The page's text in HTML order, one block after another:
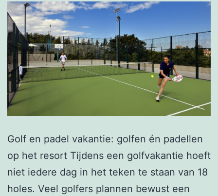
Golf en padel vakantie: golfen én padellen
op het resort Tijdens een golfvakantie hoeft
niet iedere dag in het teken te staan van 18
holes. Veel golfers plannen bewust een